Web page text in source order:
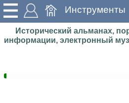
Инструменты
Исторический альманах,
информации, электронный